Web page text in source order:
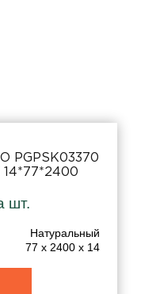
PGPSK03370
шт.
Натуральный
77 x 2400 x 14